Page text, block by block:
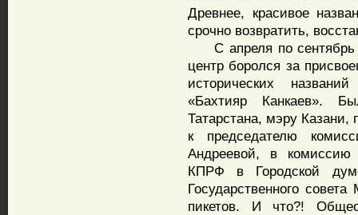
Древнее, красивое
срочно возвратить,
С апреля по сентябрь
центр боролся за
исторических
«Бахтияр Канкаев».
Татарстана, мэру
к председателю
Андреевой, в комиссию
КПРФ в Городской
Государственного
пикетов. И что?!